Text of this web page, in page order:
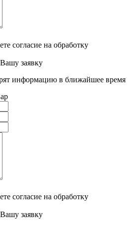
согласие на обработку
заявку
информацию в ближайшее время
согласие на обработку
заявку